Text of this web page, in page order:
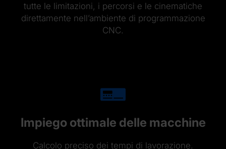
tutte le limitazioni, i percorsi e le cinematiche
direttamente nell’ambiente di programmazione
CNC.
Impiego ottimale delle macchine
Calcolo preciso dei tempi di lavorazione.